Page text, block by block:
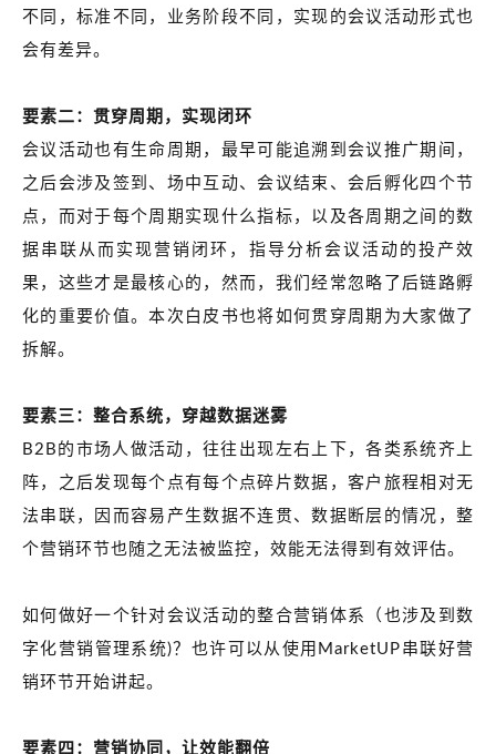
不同，标准不同，业务阶段不同，实现的会议活动形式也
会有差异。
要素二：贯穿周期，实现闭环
会议活动也有生命周期，最早可能追溯到会议推广期间，
之后会涉及签到、场中互动、会议结束、会后孵化四个节
点，而对于每个周期实现什么指标，以及各周期之间的数
据串联从而实现营销闭环，指导分析会议活动的投产效
果，这些才是最核心的，然而，我们经常忽略了后链路孵
化的重要价值。本次白皮书也将如何贯穿周期为大家做了
拆解。
要素三：整合系统，穿越数据迷雾
B2B的市场人做活动，往往出现左右上下，各类系统齐上
阵，之后发现每个点有每个点碎片数据，客户旅程相对无
法串联，因而容易产生数据不连贯、数据断层的情况，整
个营销环节也随之无法被监控，效能无法得到有效评估。
如何做好一个针对会议活动的整合营销体系（也涉及到数
字化营销管理系统)？也许可以从使用MarketUP串联好营
销环节开始讲起。
要素四：营销协同，让效能翻倍